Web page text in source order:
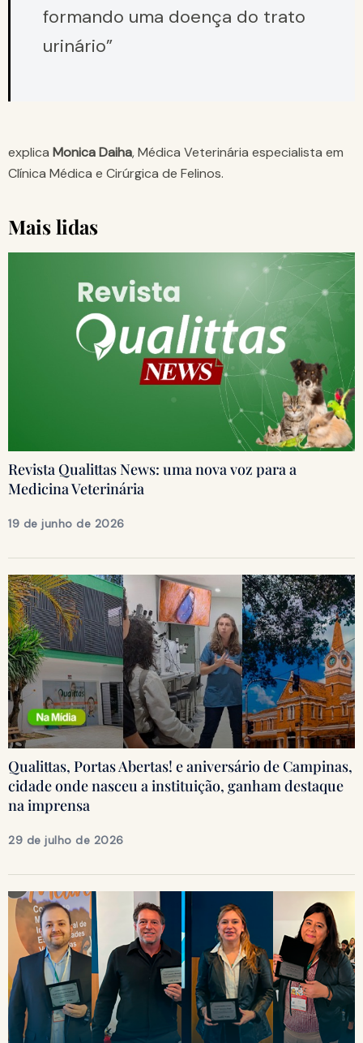
formando uma doença do trato
urinário”
explica Monica Daiha, Médica Veterinária especialista em
Clínica Médica e Cirúrgica de Felinos.
Mais lidas
Revista Qualittas News: uma nova voz para a
Medicina Veterinária
19 de junho de 2026
Qualittas, Portas Abertas! e aniversário de Campinas,
cidade onde nasceu a instituição, ganham destaque
na imprensa
29 de julho de 2026